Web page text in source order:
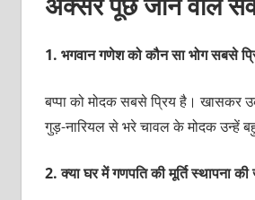
1. भगवान गणेश को कौन सा भोग सबसे
बप्पा को मोदक सबसे प्रिय है। खासकर
गुड़-नारियल से भरे चावल के मोदक उन्हें
2.क्या घर में गणपति की मूर्ति स्थापना